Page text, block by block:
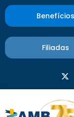
Benefícios
Filiadas